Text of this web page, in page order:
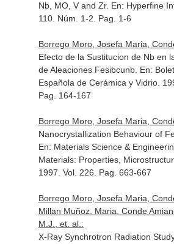
Nb, MO, V and Zr. En: Hyperfine
110. Núm. 1-2. Pag. 1-6
Borrego Moro, Josefa Maria,
Efecto de la Sustitucion de Nb en
de Aleaciones Fesibcunb. En:
Española de Cerámica y Vidrio.
Pag. 164-167
Borrego Moro, Josefa Maria,
Nanocrystallization Behaviour of
En: Materials Science &
Materials: Properties,
1997. Vol. 226. Pag. 663-667
Borrego Moro, Josefa Maria,
Millan Muñoz, Maria, Conde
M.J., et. al.:
X-Ray Synchrotron Radiation